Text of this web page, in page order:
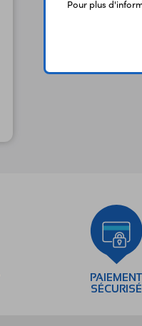
PAIEMENT
SÉCURISÉ
Pour plus